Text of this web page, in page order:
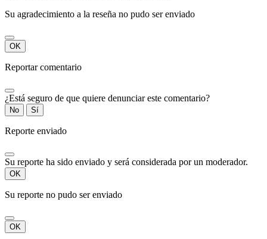
Su agradecimiento a la reseña no pudo ser enviado
OK
Reportar comentario
¿Está seguro de que quiere denunciar este comentario?
No Sí
Reporte enviado
Su reporte ha sido enviado y será considerada por un moderador.
OK
Su reporte no pudo ser enviado
OK